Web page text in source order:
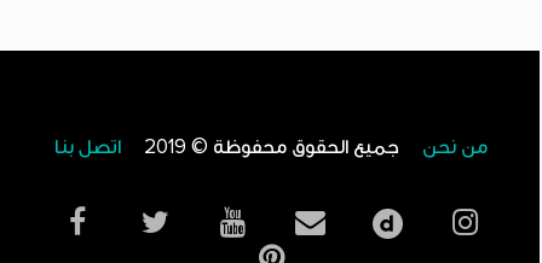
من نحن جميع الحقوق محفوظة © 2019 اتصل بنا